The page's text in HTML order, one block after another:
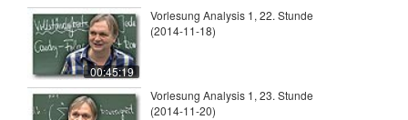
00:45:19
Vorlesung Analysis 1, 22. Stunde
(2014-11-18)
Vorlesung Analysis 1, 23. Stunde
(2014-11-20)